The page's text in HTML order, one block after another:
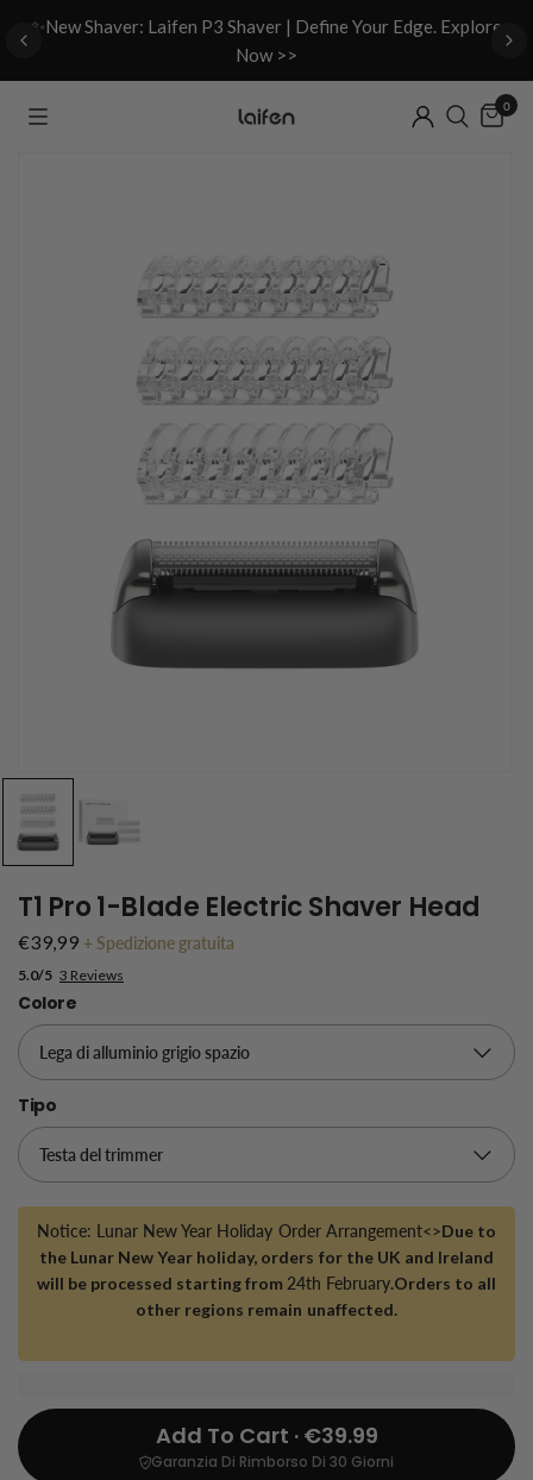
✨New Shaver: Laifen P3 Shaver | Define Your Edge. Explore
Now >>
0
T1 Pro 1-Blade Electric Shaver Head
€39,99 +Spedizione gratuita
3 Reviews
5.0/5
Colore
Tipo
Notice: Lunar New Year Holiday Order Arrangement<>Due to
the Lunar New Year holiday, orders for the UK and Ireland
will be processed starting from 24th February.Orders to all
other regions remain unaffected.
Add To Cart · €39.99
Garanzia Di Rimborso Di 30 Giorni